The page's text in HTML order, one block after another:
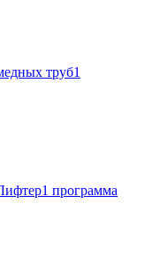
труб1
1 программа